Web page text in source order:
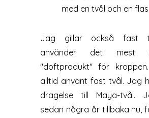
med en tvål och en
Jag gillar också fast
använder det mest
"doftprodukt" för
alltid använt fast tvål. Jag
dragelse till Maya-tvål.
sedan några år tillbaka nu,